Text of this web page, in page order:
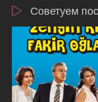
Советуем